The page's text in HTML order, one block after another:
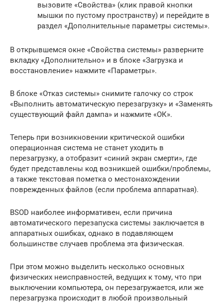
вызовите «Свойства» (клик правой кнопки
мышки по пустому пространству) и перейдите в
раздел «Дополнительные параметры системы».
В открывшемся окне «Свойства системы» разверните
вкладку «Дополнительно» и в блоке «Загрузка и
восстановление» нажмите «Параметры».
В блоке «Отказ системы» снимите галочку со строк
«Выполнить автоматическую перезагрузку» и «Заменять
существующий файл дампа» и нажмите «ОК».
Теперь при возникновении критической ошибки
операционная система не станет уходить в
перезагрузку, а отобразит «синий экран смерти», где
будет представлены код возникшей ошибки/проблемы,
а также текстовая пометка о местонахождении
поврежденных файлов (если проблема аппаратная).
BSOD наиболее информативен, если причина
автоматического перезапуска системы заключается в
аппаратных ошибках, однако в подавляющем
большинстве случаев проблема эта физическая.
При этом можно выделить несколько основных
физических неисправностей, ведущих к тому, что при
выключении компьютера, он перезагружается, или же
перезагрузка происходит в любой произвольный